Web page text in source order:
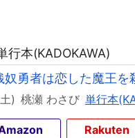
行本(KADOKAWA)
奴勇者は恋した魔王を
) 桃瀬 わさび 単行本
Rakuten